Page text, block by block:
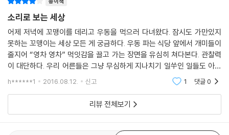
소리로 보는 세상
어제 저녁에 꼬맹이를 데리고 우동을 먹으러 다녀왔다. 잠시도 가만있지
못하는 꼬맹이는 세상 모든 게 궁금하다. 우동 파는 식당 앞에서 개미들이
줄지어 “영차 영차” 먹잇감을 끌고 가는 장면을 유심히 쳐다본다. 관찰력
이 대단하다. 우리 어른들은 그냥 무심하게 지나치기 일쑤인 일들도 아이
들의 눈에는 마냥 신기한 모양이다. 까치만 해도 그렇다. 서울대공원에 꼬
h******1 2016.08.12. 신고 1 댓글0
리뷰 전체보기